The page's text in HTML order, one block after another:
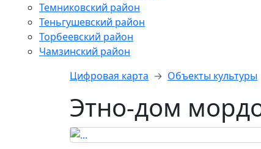
Темниковский район
Теньгушевский район
Торбеевский район
Чамзинский район
Цифровая карта
Объекты культуры
Этно-дом